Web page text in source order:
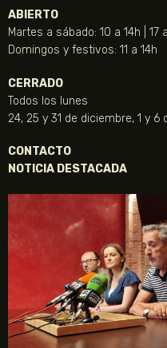
ABIERTO
Martes a sábado: 10 a 14h | 17
Domingos y festivos: 11 a 14h
CERRADO
Todos los lunes
24, 25 y 31 de diciembre, 1 y 6
CONTACTO
NOTICIA DESTACADA